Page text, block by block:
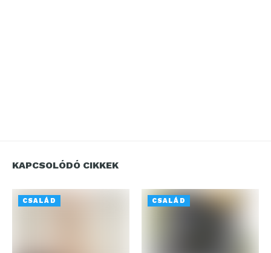
KAPCSOLÓDÓ CIKKEK
CSALÁD CSALÁD